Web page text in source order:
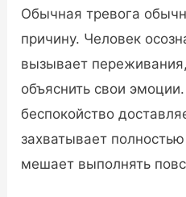
Обычная тревога
причину. Человек
вызывает
объяснить свои
беспокойство
захватывает
мешает выполнять